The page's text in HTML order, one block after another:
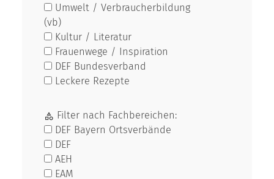
Umwelt / Verbraucherbildung
(vb)
Kultur / Literatur
Frauenwege / Inspiration
DEF Bundesverband
Leckere Rezepte
Filter nach Fachbereichen:
DEF Bayern Ortsverbände
DEF
AEH
EAM